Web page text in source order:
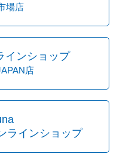
場店
インショップ
店
ラインショップ